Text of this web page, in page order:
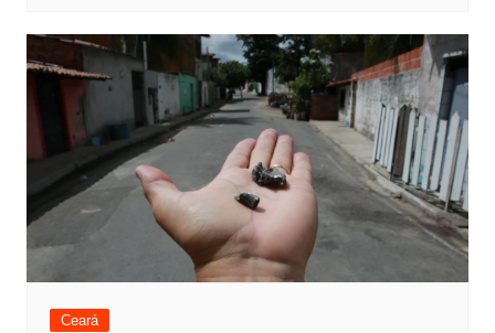
Ceará